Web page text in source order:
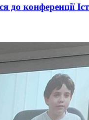
до конференції